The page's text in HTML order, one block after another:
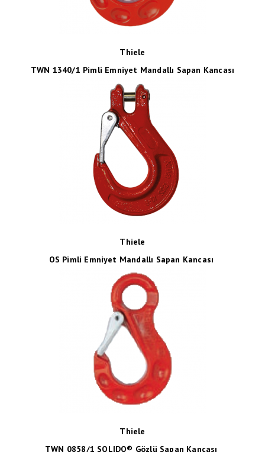
Thiele
TWN 1340/1 Pimli Emniyet Mandallı Sapan Kancası
Thiele
OS Pimli Emniyet Mandallı Sapan Kancası
Thiele
TWN 0858/1 SOLIDO® Gözlü Sapan Kancası